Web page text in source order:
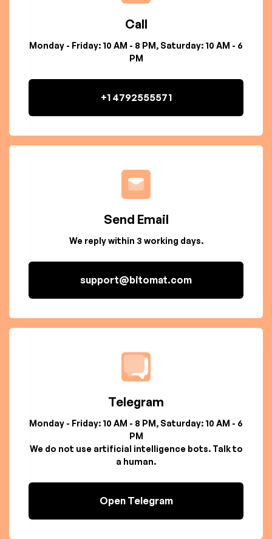
Call
Monday - Friday: 10 AM - 8 PM, Saturday: 10 AM - 6
PM
+1 4792555571
Send Email
We reply within 3 working days.
support@bitomat.com
Telegram
Monday - Friday: 10 AM - 8 PM, Saturday: 10 AM - 6
PM
We do not use artificial intelligence bots. Talk to
a human.
Open Telegram